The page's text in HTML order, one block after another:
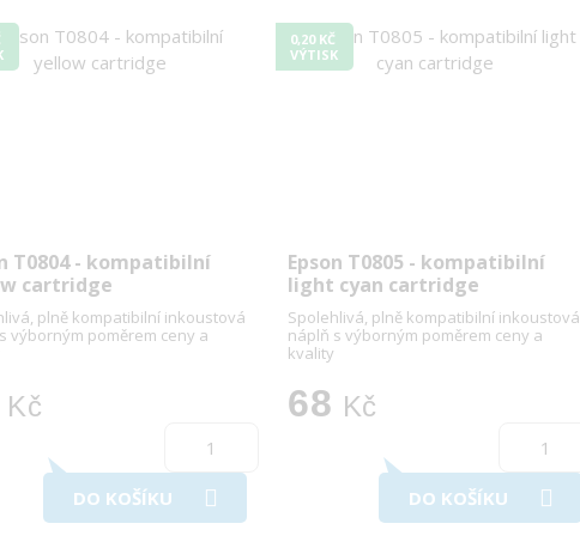
T0804 - kompatibilní
cartridge
plně kompatibilní inkoustová
výborným poměrem ceny a
Kč
DO KOŠÍKU
0,20 KČ
VÝTISK
Epson T0805 - kompatibilní
light cyan cartridge
Spolehlivá, plně kompatibilní inkoustová
náplň s výborným poměrem ceny a
kvality
68 Kč
DO KOŠÍKU